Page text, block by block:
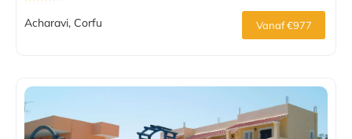
Acharavi, Corfu Vanaf €977